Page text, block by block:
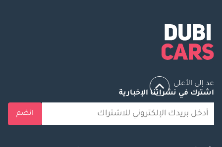
عد إلى الأعلى
اشترك في نشراتنا الإخبارية
انضم